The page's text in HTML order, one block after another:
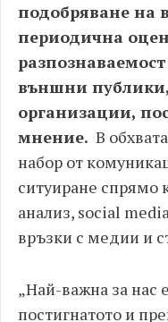
подобряване на
периодична
външни публики,
организации,
мнение. В
набор от
ситуиране спрямо
анализ, social
връзки с медии и
„Най-важна за нас
постигнатото и